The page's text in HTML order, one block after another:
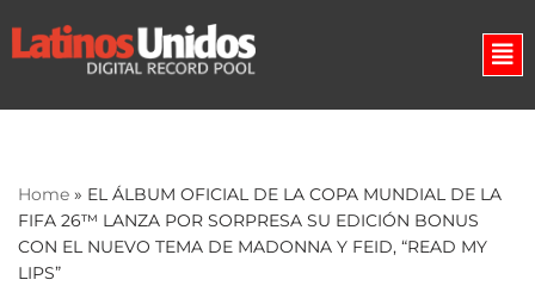
Skip
Home » EL ÁLBUM OFICIAL DE LA COPA MUNDIAL DE LA
FIFA 26™ LANZA POR SORPRESA SU EDICIÓN BONUS
CON EL NUEVO TEMA DE MADONNA Y FEID, “READ MY
LIPS”